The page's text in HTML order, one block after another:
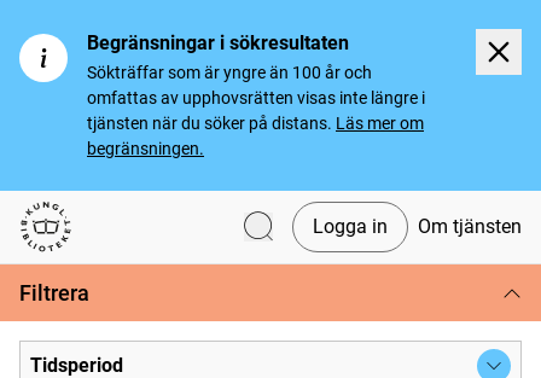
Begränsningar i sökresultaten
Sökträffar som är yngre än 100 år och
omfattas av upphovsrätten visas inte längre i
tjänsten när du söker på distans. Läs mer om
begränsningen.
Svenska tidningar
Logga in Om tjänsten
Filtrera
Tidsperiod